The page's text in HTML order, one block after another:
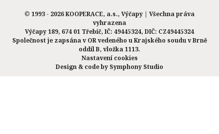
© 1993 - 2026 KOOPERACE, a.s., Výčapy | Všechna práva
vyhrazena
Výčapy 189, 674 01 Třebíč, IČ: 49445324, DIČ: CZ49445324
Společnost je zapsána v OR vedeného u Krajského soudu v Brně
oddíl B, vložka 1113.
Nastavení cookies
Design & code by Symphony Studio